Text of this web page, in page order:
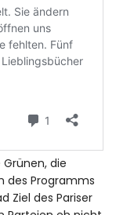
die
des Programms
Ziel des Pariser